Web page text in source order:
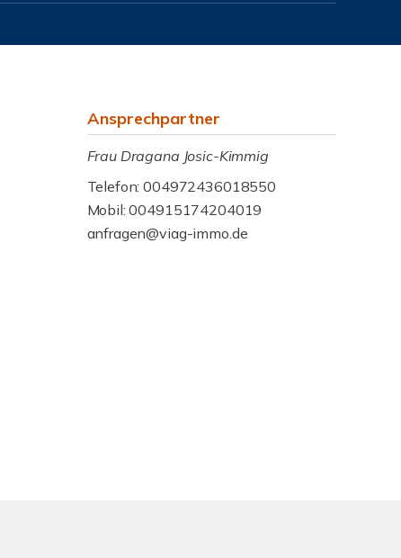
Ansprechpartner
Frau Dragana Josic-Kimmig
Telefon: 004972436018550
Mobil: 004915174204019
anfragen@viag-immo.de